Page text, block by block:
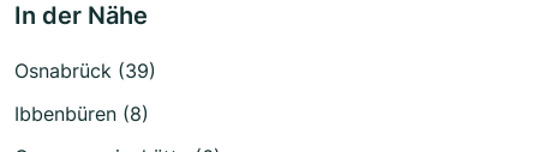
In der Nähe
Osnabrück (39)
Ibbenbüren (8)